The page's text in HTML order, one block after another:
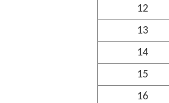
12
13
14
15
16